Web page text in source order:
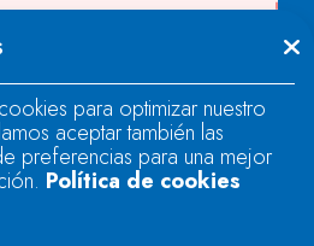
al cargar el campo
para optimizar nuestro
aceptar también las
preferencias para una mejor
Política de cookies